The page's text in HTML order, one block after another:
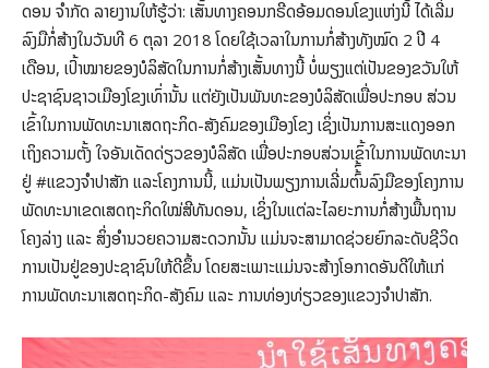
ດອນ ຈຳກັດ ລາຍງານໃຫ້ຮູ້ວ່າ: ເສັ້ນທາງຄອນກຣີດອ້ອມດອນໂຂງແຫ່ງນີ້ ໄດ້ເລີ່ມ
ລົງມືກໍ່ສ້າງໃນວັນທີ 6 ຕຸລາ 2018 ໂດຍໃຊ້ເວລາໃນການກໍ່ສ້າງທັງໝົດ 2 ປີ 4
ເດືອນ, ເປົ້າໝາຍຂອງບໍລິສັດໃນການກໍ່ສ້າງເສັ້ນທາງນີ້ ບໍ່ພຽງແຕ່ເປັນຂອງຂວັນໃຫ້
ປະຊາຊົນຊາວເມືອງໂຂງເທົ່ານັ້ນ ແຕ່ຍັງເປັນພັນທະຂອງບໍລິສັດເພື່ອປະກອບ ສ່ວນ
ເຂົ້າໃນການພັດທະນາເສດຖະກິດ-ສັງຄົມຂອງເມືອງໂຂງ ເຊິ່ງເປັນການສະແດງອອກ
ເຖິງຄວາມຕັ້ງ ໃຈອັນເດັດດ່ຽວຂອງບໍລິສັດ ເພື່ອປະກອບສ່ວນເຂົ້າໃນການພັດທະນາ
ຢູ່ #ແຂວງຈຳປາສັກ ແລະໂຄງການນີ້, ແມ່ນເປັນພຽງການເລີ່ມຕົ້ົ້ນລົງມືຂອງໂຄງການ
ພັດທະນາເຂດເສດຖະກິດໃໝ່ສີທັນດອນ, ເຊິ່ງໃນແຕ່ລະໄລຍະການກໍ່ສ້າງພື້ນຖານ
ໂຄງລ່າງ ແລະ ສິ່ງອຳນວຍຄວາມສະດວກນັ້ນ ແມ່ນຈະສາມາດຊ່ວຍຍົກລະດັບຊີວິດ
ການເປັນຢູ່ຂອງປະຊາຊົນໃຫ້ດີຂຶ້ນ ໂດຍສະເພາະແມ່ນຈະສ້າງໂອກາດອັນດີໃຫ້ແກ່
ການພັດທະນາເສດຖະກິດ-ສັງຄົມ ແລະ ການທ່ອງທ່ຽວຂອງແຂວງຈຳປາສັກ.